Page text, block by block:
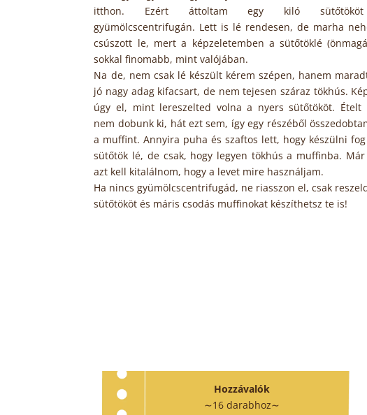
itthon. Ezért áttoltam egy kiló
gyümölcscentrifugán. Lett is lé rendesen, de marha
csúszott le, mert a képzeletemben a sütőtöklé
sokkal finomabb, mint valójában.
Na de, nem csak lé készült kérem szépen, hanem
jó nagy adag kifacsart, de nem tejesen száraz tökhús.
úgy el, mint lereszelted volna a nyers sütőtököt. Ételt
nem dobunk ki, hát ezt sem, így egy részéből
a muffint. Annyira puha és szaftos lett, hogy készülni
sütőtök lé, de csak, hogy legyen tökhús a muffinba. Már
azt kell kitalálnom, hogy a levet mire használjam.
Ha nincs gyümölcscentrifugád, ne riasszon el, csak
sütőtököt és máris csodás muffinokat készíthetsz te is!
Hozzávalók
∼16 darabhoz∼